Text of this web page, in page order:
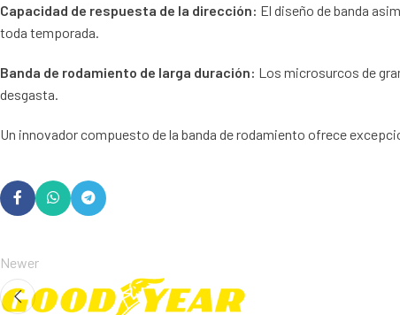
Capacidad de respuesta de la dirección: El diseño de banda
toda temporada.
Banda de rodamiento de larga duración: Los microsurcos de
desgasta.
Un innovador compuesto de la banda de rodamiento ofrece
Newer